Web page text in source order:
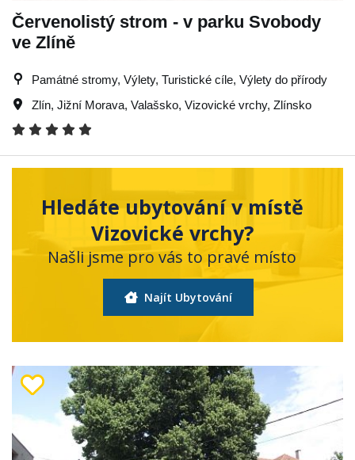
Červenolistý strom - v parku Svobody
ve Zlíně
Památné stromy, Výlety, Turistické cíle, Výlety do přírody
Zlín, Jižní Morava, Valašsko, Vizovické vrchy, Zlínsko
Hledáte ubytování v místě
Vizovické vrchy?
Našli jsme pro vás to pravé místo
Najít Ubytování